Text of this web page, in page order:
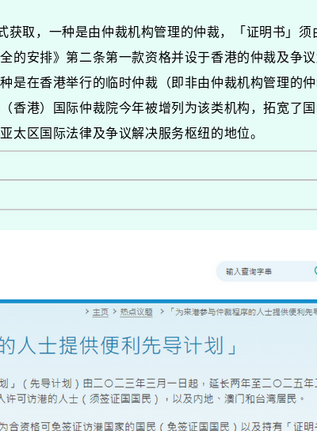
取，一种是由仲裁机构管理的仲裁，「证明书」须
的安排》第二条第一款资格并设于香港的仲裁及争
是在香港举行的临时仲裁（即非由仲裁机构管理的
香港）国际仲裁院今年被增列为该类机构，拓宽了
太区国际法律及争议解决服务枢纽的地位。